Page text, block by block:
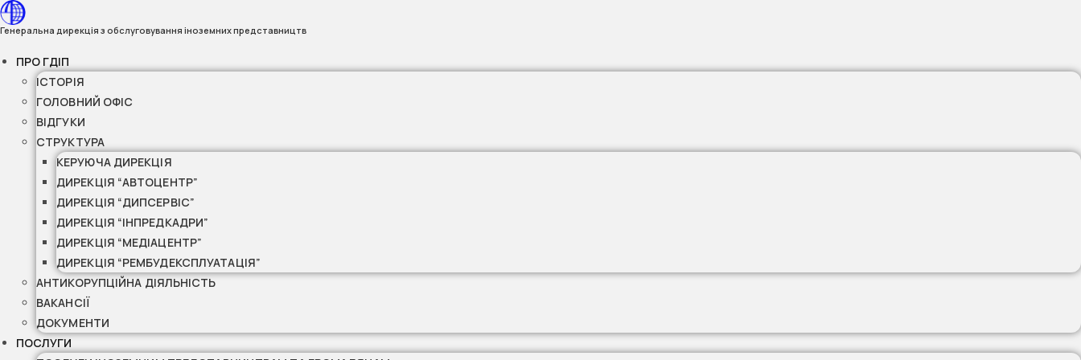
Перейти
до
Генеральна дирекція з обслуговування іноземних представництв
ПРО ГДІП
ІСТОРІЯ
ГОЛОВНИЙ ОФІС
ВІДГУКИ
СТРУКТУРА
КЕРУЮЧА ДИРЕКЦІЯ
ДИРЕКЦІЯ “АВТОЦЕНТР”
ДИРЕКЦІЯ “ДИПСЕРВІС”
ДИРЕКЦІЯ “ІНПРЕДКАДРИ”
ДИРЕКЦІЯ “МЕДІАЦЕНТР”
ДИРЕКЦІЯ “РЕМБУДЕКСПЛУАТАЦІЯ”
АНТИКОРУПЦІЙНА ДІЯЛЬНІСТЬ
ВАКАНСІЇ
ДОКУМЕНТИ
ПОСЛУГИ